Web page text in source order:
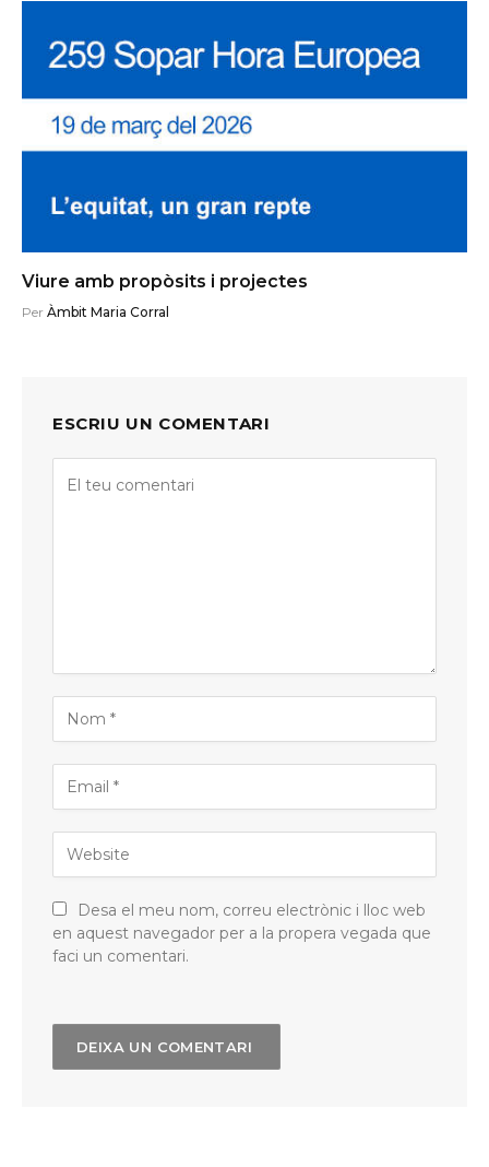
Viure amb propòsits i projectes
Per Àmbit Maria Corral
ESCRIU UN COMENTARI
Desa el meu nom, correu electrònic i lloc web
en aquest navegador per a la propera vegada que
faci un comentari.